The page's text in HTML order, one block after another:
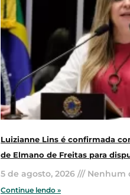
Luizianne Lins é confirmada
de Elmano de Freitas para
5 de agosto, 2026 Nenhum
Continue lendo »